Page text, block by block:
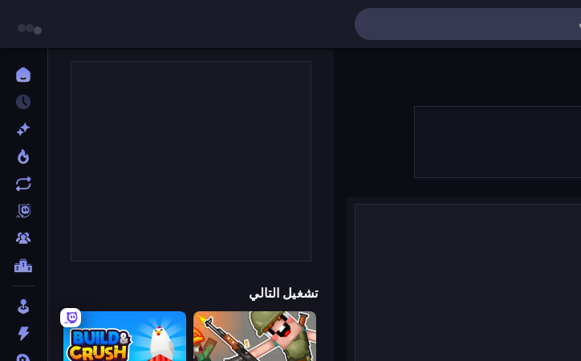
تشغيل التالي